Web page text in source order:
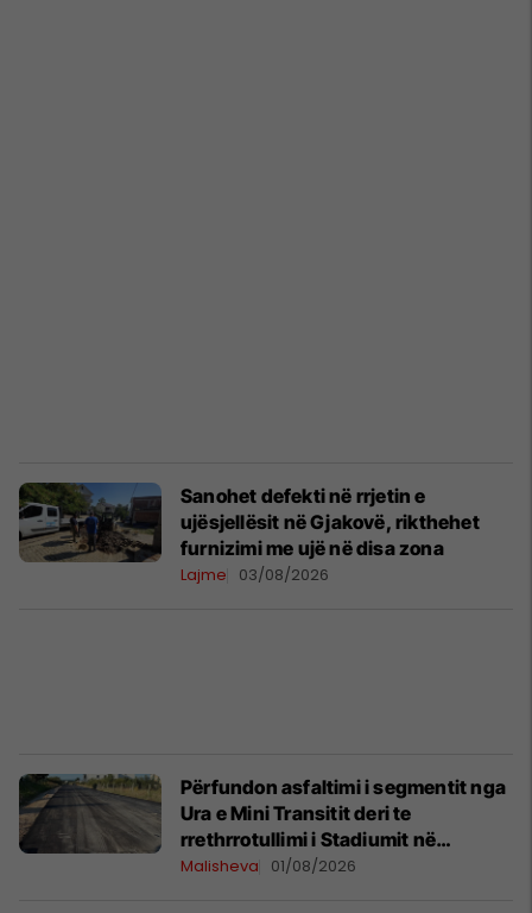
Sanohet defekti në rrjetin e
ujësjellësit në Gjakovë, rikthehet
furnizimi me ujë në disa zona
Lajme 03/08/2026
Përfundon asfaltimi i segmentit nga
Ura e Mini Transitit deri te
rrethrrotullimi i Stadiumit në
Malishevë
Malisheva 01/08/2026